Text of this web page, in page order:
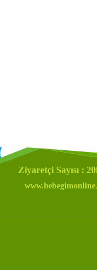
Ziyaretçi Sayısı :